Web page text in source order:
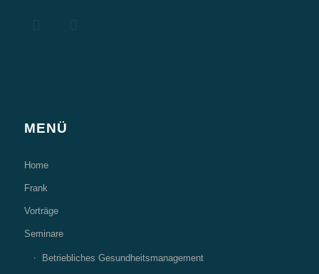
MENÜ
Home
Frank
Vorträge
Seminare
Betriebliches Gesundheitsmanagement